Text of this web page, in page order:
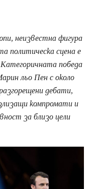
неизвестна фигура
политическа сцена е
победа
льо Пен с около
дебати,
компромати и
за близо цели